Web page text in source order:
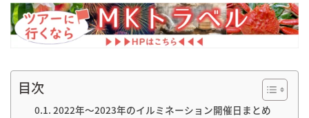
目次
2022年～2023年のイルミネーション開催日まとめ